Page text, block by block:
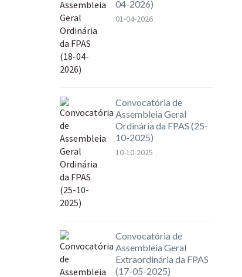
04-2026)
01-04-2026
Convocatória de
Assembleia Geral
Ordinária da FPAS (25-
10-2025)
10-10-2025
Convocatória de
Assembleia Geral
Extraordinária da FPAS
(17-05-2025)